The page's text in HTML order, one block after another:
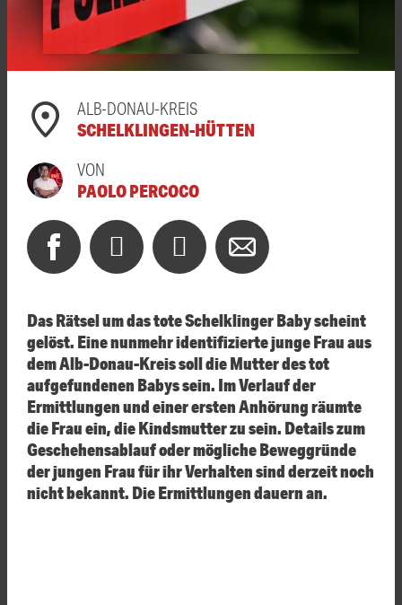
ALB-DONAU-KREIS
SCHELKLINGEN-HÜTTEN
VON
PAOLO PERCOCO
Das Rätsel um das tote Schelklinger Baby scheint
gelöst. Eine nunmehr identifizierte junge Frau aus
dem Alb-Donau-Kreis soll die Mutter des tot
aufgefundenen Babys sein. Im Verlauf der
Ermittlungen und einer ersten Anhörung räumte
die Frau ein, die Kindsmutter zu sein. Details zum
Geschehensablauf oder mögliche Beweggründe
der jungen Frau für ihr Verhalten sind derzeit noch
nicht bekannt. Die Ermittlungen dauern an.